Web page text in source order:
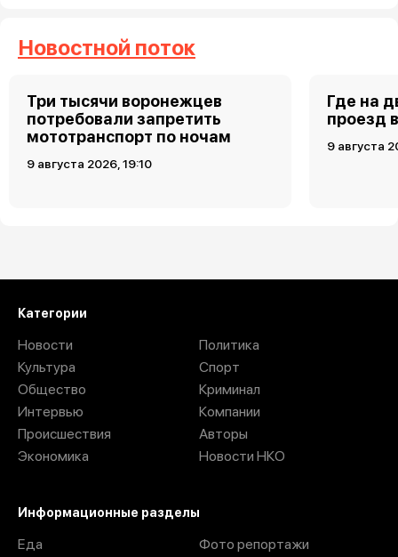
Новостной поток
Три тысячи воронежцев
потребовали запретить
мототранспорт по ночам
9 августа 2026, 19:10
Где на
проезд
9 августа
Категории
Новости
Культура
Общество
Интервью
Происшествия
Экономика
Политика
Спорт
Криминал
Компании
Авторы
Новости НКО
Информационные разделы
Еда
Фото репортажи